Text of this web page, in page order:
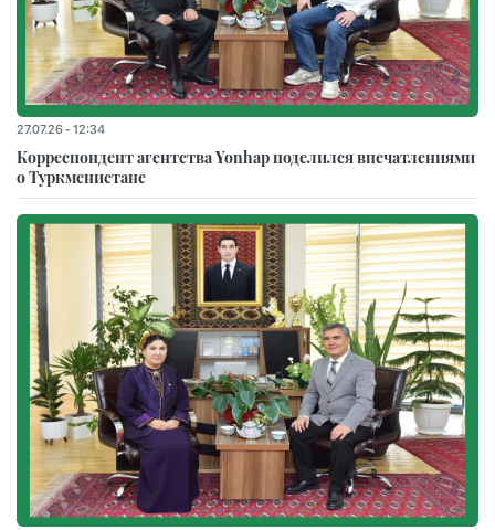
27.07.26 - 12:34
Корреспондент агентства Yonhap поделился впечатлениями
о Туркменистане